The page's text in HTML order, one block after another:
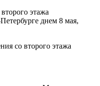
этажа
днем 8 мая,